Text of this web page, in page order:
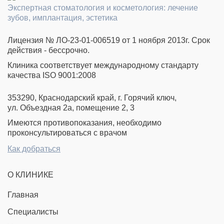
Экспертная стоматология и косметология: лечение
зубов, имплантация, эстетика
Лицензия № ЛО-23-01-006519 от 1 ноября 2013г. Срок
действия - бессрочно.
Клиника соответствует международному стандарту
качества ISO 9001:2008
353290, Краснодарский край, г. Горячий ключ,
ул. Объездная 2а, помещение 2, 3
Имеются противопоказания, необходимо
проконсультироваться с врачом
Как добраться
О КЛИНИКЕ
Главная
Специалисты